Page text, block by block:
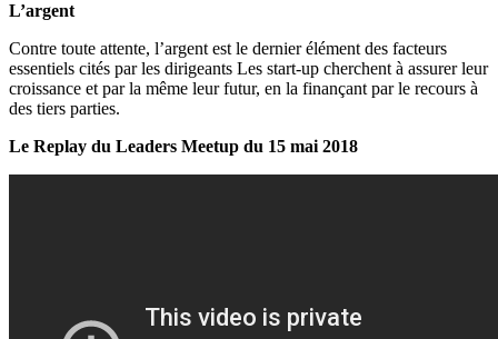
L’argent
Contre toute attente, l’argent est le dernier élément des facteurs
essentiels cités par les dirigeants Les start-up cherchent à assurer leur
croissance et par la même leur futur, en la finançant par le recours à
des tiers parties.
Le Replay du Leaders Meetup du 15 mai 2018